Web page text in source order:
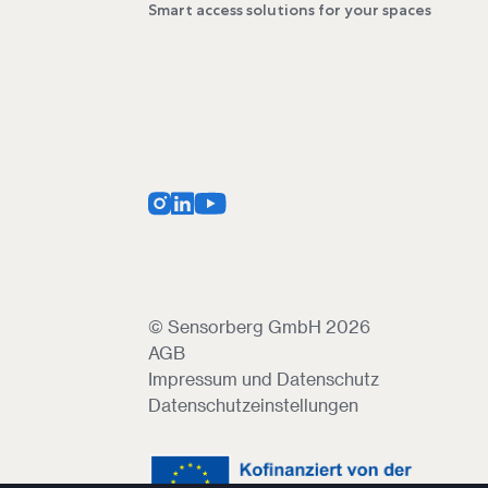
Smart access solutions for your spaces
© Sensorberg GmbH 2026
AGB
Impressum und Datenschutz
Datenschutzeinstellungen